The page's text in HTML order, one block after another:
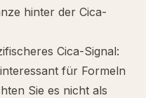
hinter der Cica-
Cica-Signal:
für Formeln
Sie es nicht als